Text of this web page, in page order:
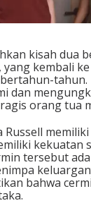
kisah dua
yang kembali
dan
orang tua
Russell
kekuatan
tersebut
bahwa